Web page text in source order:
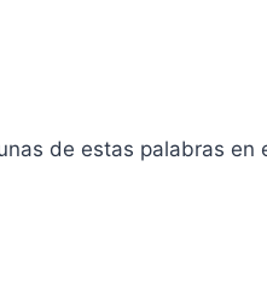
de estas palabras en